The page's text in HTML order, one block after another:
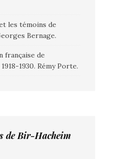
les témoins de
Bernage.
française de
1918-1930. Rémy Porte.
de Bir-Hacheim